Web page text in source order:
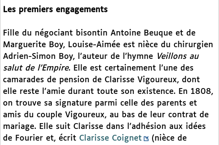
Les premiers engagements
Fille du négociant bisontin Antoine Beuque et de
Marguerite Boy, Louise-Aimée est nièce du chirurgien
Adrien-Simon Boy, l’auteur de l’hymne Veillons au
salut de l’Empire. Elle est certainement l’une des
camarades de pension de Clarisse Vigoureux, dont
elle reste l’amie durant toute son existence. En 1808,
on trouve sa signature parmi celle des parents et
amis du couple Vigoureux, au bas de leur contrat de
mariage. Elle suit Clarisse dans l’adhésion aux idées
de Fourier et, écrit Clarisse Coignet
(nièce de